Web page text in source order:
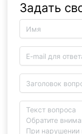
Задать